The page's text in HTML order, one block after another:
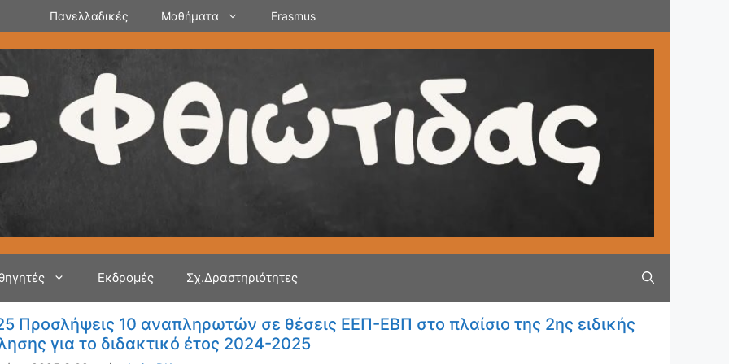
Πανελλαδικές Μαθήματα Erasmus
Εκδρομές Σχ.Δραστηριότητες
Προσλήψεις 10 αναπληρωτών σε θέσεις ΕΕΠ-ΕΒΠ στο πλαίσιο της 2ης ειδικής
για το διδακτικό έτος 2024-2025